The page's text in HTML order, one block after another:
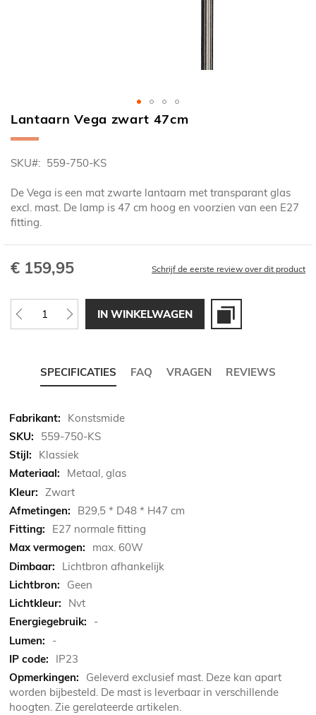
Ga
naar
begin
de
afbeeldingen-
gallerij
Lantaarn Vega zwart 47cm
SKU 559-750-KS
De Vega is een mat zwarte lantaarn met transparant glas
excl. mast. De lamp is 47 cm hoog en voorzien van een E27
fitting.
€ 159,95 Schrijf de eerste review over dit product
IN WINKELWAGEN
SPECIFICATIES FAQ VRAGEN REVIEWS
Meer
informatie
Konstsmide
559-750-KS
Klassiek
Metaal, glas
Zwart
B29,5 * D48 * H47 cm
E27 normale fitting
max. 60W
Lichtbron afhankelijk
Geen
Nvt
-
-
IP23
Geleverd exclusief mast. Deze kan apart
worden bijbesteld. De mast is leverbaar in verschillende
hoogten. Zie gerelateerde artikelen.